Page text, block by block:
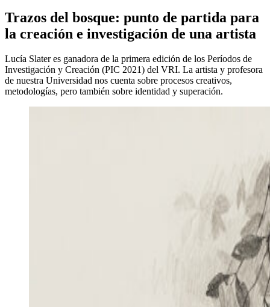
Trazos del bosque: punto de partida para
la creación e investigación de una artista
Lucía Slater es ganadora de la primera edición de los Períodos de
Investigación y Creación (PIC 2021) del VRI. La artista y profesora
de nuestra Universidad nos cuenta sobre procesos creativos,
metodologías, pero también sobre identidad y superación.